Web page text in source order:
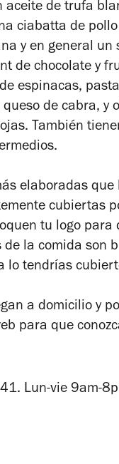
de trufa
ciabatta de
y en general un
de chocolate y
espinacas,
de cabra, y
También
elaboradas
cubiertas
tu logo
de la comida son
lo tendrías
a domicilio y
para que
Lun-vie 9am-